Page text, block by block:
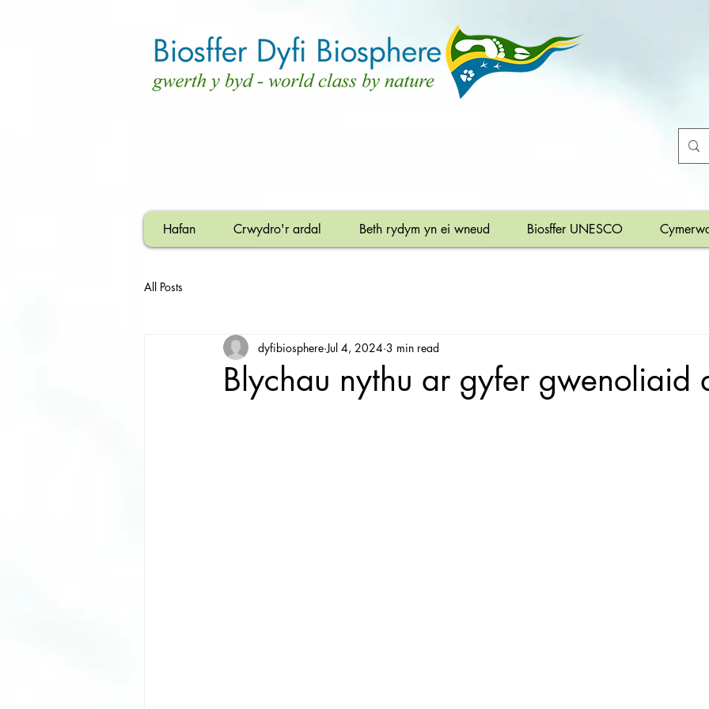
Hafan Crwydro'r ardal Beth rydym yn ei wneud Biosffer UNESCO
All Posts
Blychau nythu ar gyfer gwenoliaid
dyfibiosphere Jul 4, 2024 3 min read